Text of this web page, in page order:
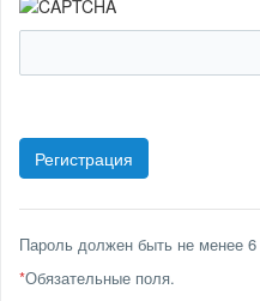
Пароль должен быть не менее
*Обязательные поля.